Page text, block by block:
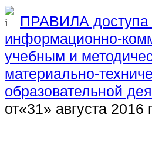
ПРАВИЛА доступа
информационно-
учебным и
материально-
образовательной
от«31» августа 2016